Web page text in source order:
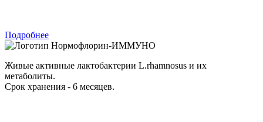
Подробнее
Нормофлорин-ИММУНО
Живые активные лактобактерии L.rhamnosus и их
метаболиты.
Срок хранения - 6 месяцев.